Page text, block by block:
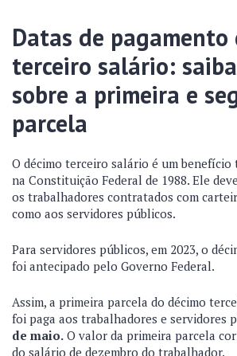
Datas de pagamento
terceiro salário:
sobre a primeira e
parcela
O décimo terceiro salário é um
na Constituição Federal de 1988. Ele
os trabalhadores contratados com
como aos servidores públicos.
Para servidores públicos, em 2023, o
foi antecipado pelo Governo Federal.
Assim, a primeira parcela do décimo
foi paga aos trabalhadores e servidores
de maio. O valor da primeira parcela
do salário de dezembro do trabalhador.